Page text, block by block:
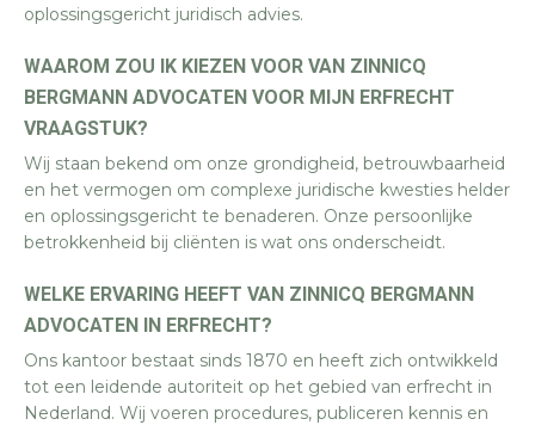
oplossingsgericht juridisch advies.
WAAROM ZOU IK KIEZEN VOOR VAN ZINNICQ
BERGMANN ADVOCATEN VOOR MIJN ERFRECHT
VRAAGSTUK?
Wij staan bekend om onze grondigheid, betrouwbaarheid
en het vermogen om complexe juridische kwesties helder
en oplossingsgericht te benaderen. Onze persoonlijke
betrokkenheid bij cliënten is wat ons onderscheidt.
WELKE ERVARING HEEFT VAN ZINNICQ BERGMANN
ADVOCATEN IN ERFRECHT?
Ons kantoor bestaat sinds 1870 en heeft zich ontwikkeld
tot een leidende autoriteit op het gebied van erfrecht in
Nederland. Wij voeren procedures, publiceren kennis en